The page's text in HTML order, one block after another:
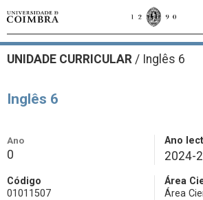
UNIDADE CURRICULAR / Inglês 6
Inglês 6
Ano
0
Ano
2024-
Código
01011507
Área
Área